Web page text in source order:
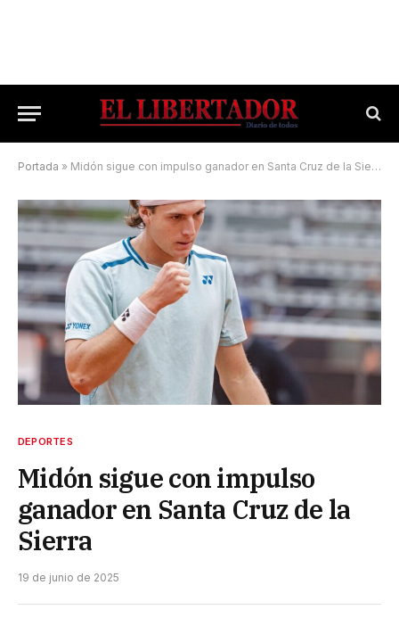
Portada » Midón sigue con impulso ganador en Santa Cruz de la Sierra
DEPORTES
Midón sigue con impulso
ganador en Santa Cruz de la
Sierra
19 de junio de 2025